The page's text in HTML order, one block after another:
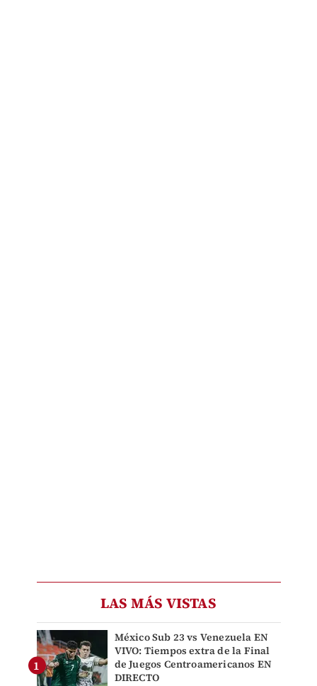
LAS MÁS VISTAS
México Sub 23 vs Venezuela EN
VIVO: Tiempos extra de la Final
de Juegos Centroamericanos EN
DIRECTO